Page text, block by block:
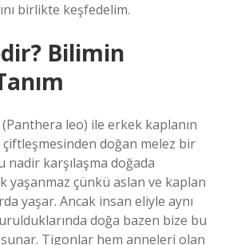
birlikte keşfedelim.
Bilimin
leo) ile erkek kaplanın
doğan melez bir
nadir karşılaşma doğada
yaşanmaz çünkü aslan ve kaplan
yaşar. Ancak insan eliyle aynı
doğa bazen bize bu
sunar. Tigonlar hem anneleri olan